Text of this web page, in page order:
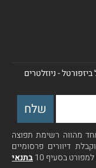
- ניוזלטרים
מהווה רשימת תפוצה
דיוורים פרסומיים
בסעיף 10
בתנאי